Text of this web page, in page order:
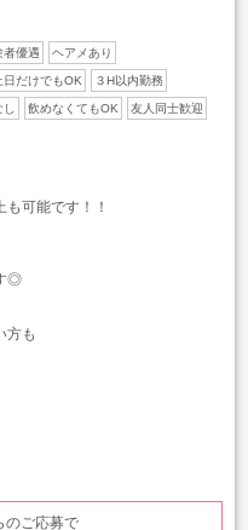
者優遇 ヘアメあり
日だけでもOK ３H以内勤務
飲めなくてもOK 友人同士歓迎
可能です！！
◎
方も
のご応募で